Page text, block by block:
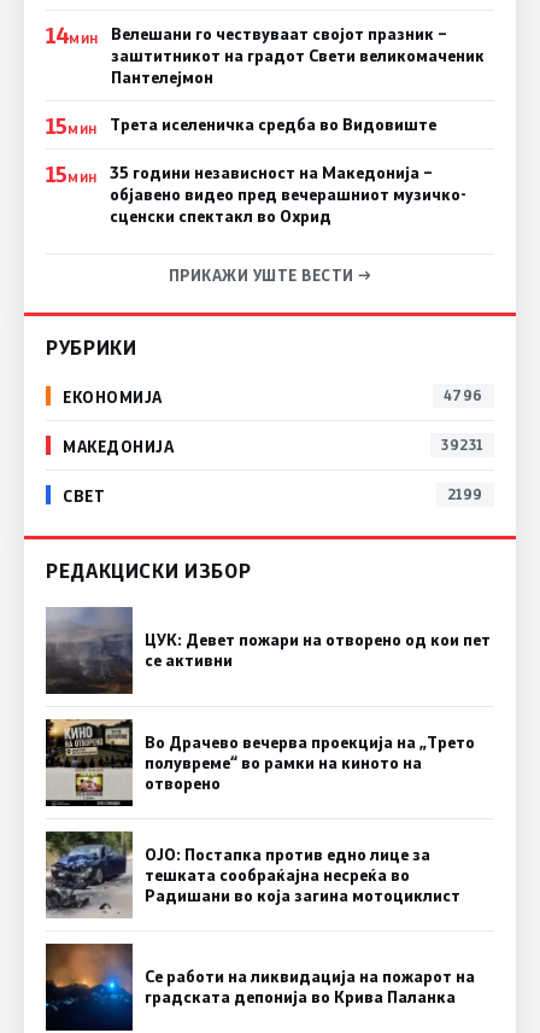
14МИН
Велешани го чествуваат својот празник –
заштитникот на градот Свети великомаченик
Пантелејмон
15МИН Трета иселеничка средба во Видовиште
15МИН
35 години независност на Македонија –
објавено видео пред вечерашниот музичко-
сценски спектакл во Охрид
ПРИКАЖИ УШТЕ ВЕСТИ →
РУБРИКИ
ЕКОНОМИЈА 4796
МАКЕДОНИЈА 39231
СВЕТ 2199
РЕДАКЦИСКИ ИЗБОР
ЦУК: Девет пожари на отворено од кои пет
се активни
Во Драчево вечерва проекција на „Трето
полувреме“ во рамки на киното на
отворено
ОЈО: Постапка против едно лице за
тешката сообраќајна несреќа во
Радишани во која загина мотоциклист
Се работи на ликвидација на пожарот на
градската депонија во Крива Паланка